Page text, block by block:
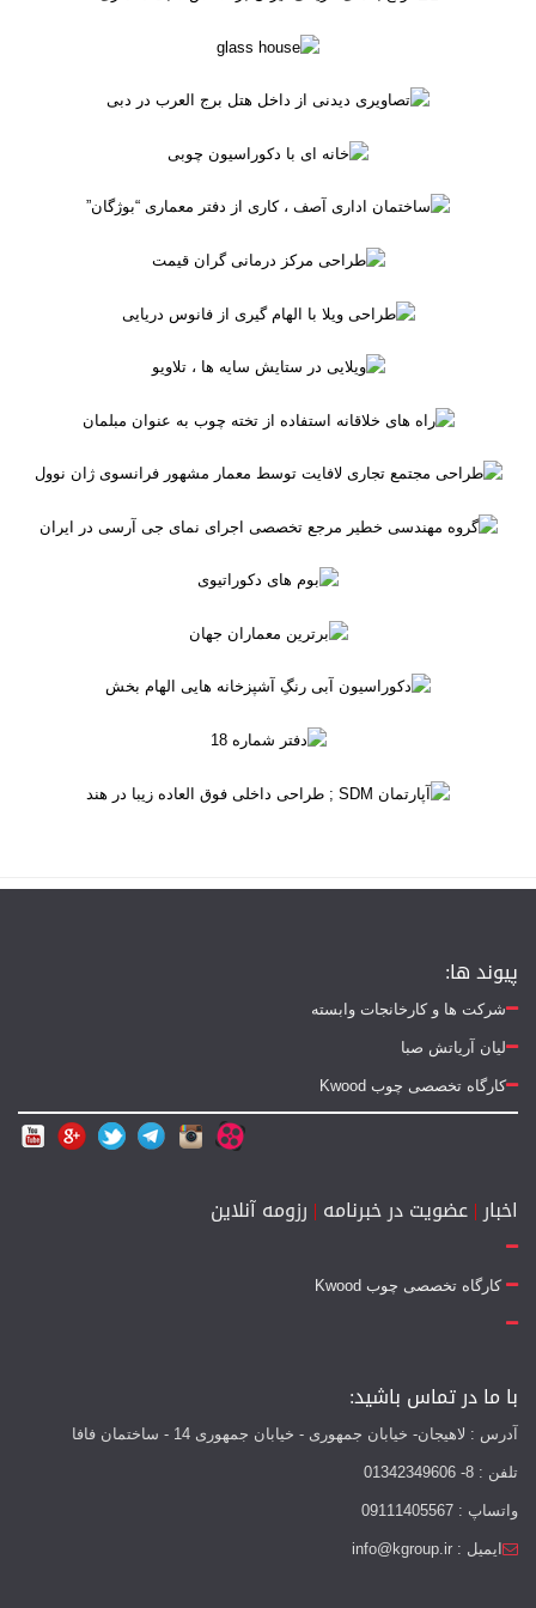
پیوند ها:
شرکت ها و کارخانجات وابسته
لیان آریاتش صبا
کارگاه تخصصی چوب Kwood
اخبار|عضویت در خبرنامه | رزومه آنلاین
کارگاه تخصصی چوب Kwood
با ما در تماس باشید:
آدرس : لاهیجان- خیابان جمهوری - خیابان جمهوری 14 - ساختمان فافا
تلفن : 8- 01342349606
واتساپ : 09111405567
ایمیل : info@kgroup.ir